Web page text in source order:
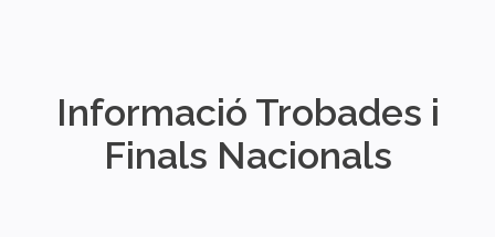
Informació Trobades i
Finals Nacionals